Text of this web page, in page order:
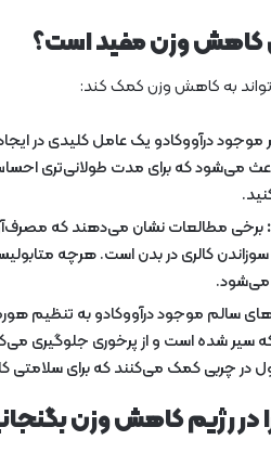
کاهش وزن مفید است؟
به کاهش وزن کمک کند:
موجود درآووکادو یک عامل کلیدی در
که برای مدت طولانی‌تری احساس
برخی مطالعات نشان می‌دهند که
کالری در بدن است. هرچه
می‌شود.
سالم موجود درآووکادو به تنظیم
سیر شده است و از پرخوری جلوگیری
در چربی کمک می‌کنند که برای سلامتی
در رژیم کاهش وزن